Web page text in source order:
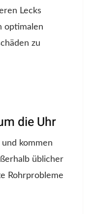
Lecks
optimalen
zu
die Uhr
kommen
üblicher
Rohrprobleme